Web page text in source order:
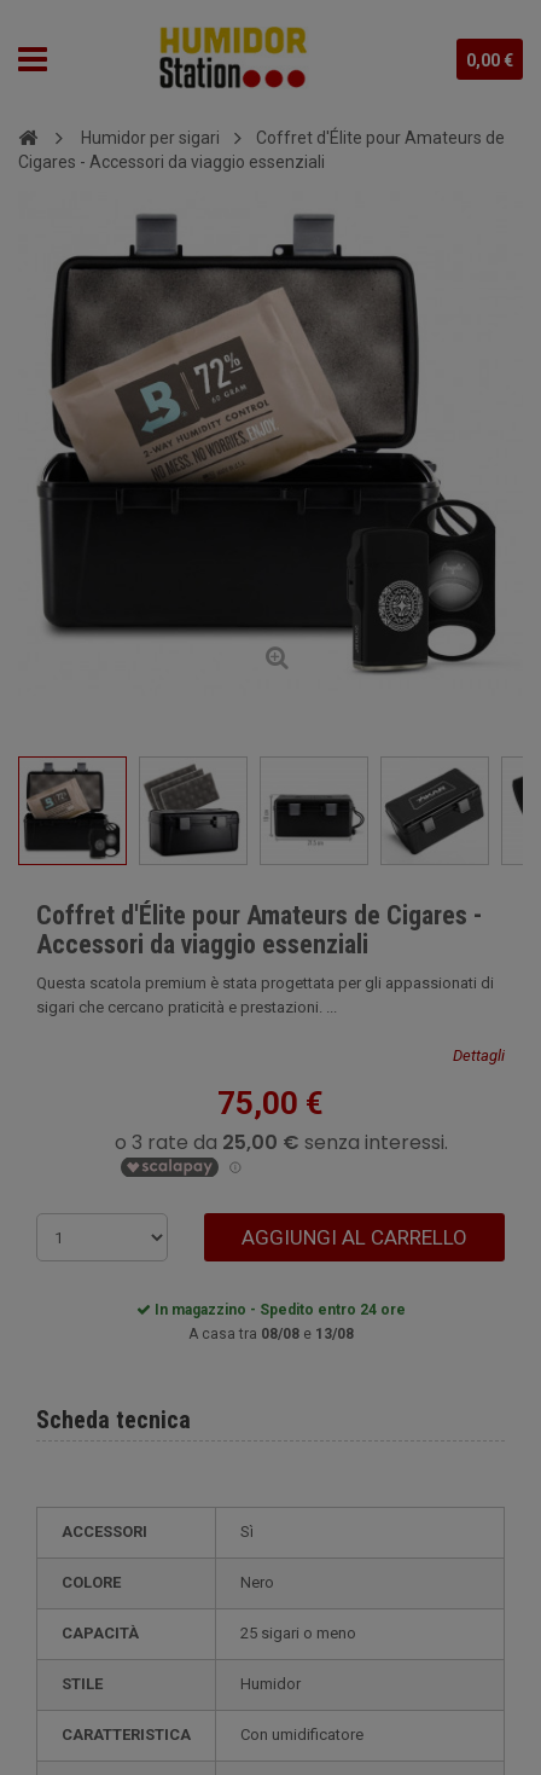
0,00 €
Humidor per sigari
Coffret d'Élite pour Amateurs de
Cigares - Accessori da viaggio essenziali
Coffret d'Élite pour Amateurs de Cigares -
Accessori da viaggio essenziali
Questa scatola premium è stata progettata per gli appassionati di
sigari che cercano praticità e prestazioni. ...
Dettagli
75,00 €
AGGIUNGI AL CARRELLO
In magazzino - Spedito entro 24 ore
A casa tra 08/08e 13/08
Scheda tecnica
ACCESSORI Sì
COLORE Nero
CAPACITÀ 25 sigari o meno
STILE humidor
CARATTERISTICA con umidificatore